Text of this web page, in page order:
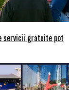
servicii gratuite pot